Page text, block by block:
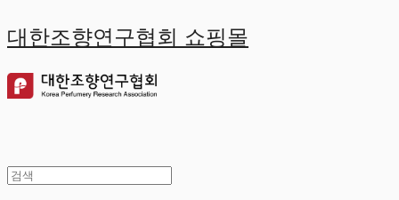
대한조향연구협회 쇼핑몰